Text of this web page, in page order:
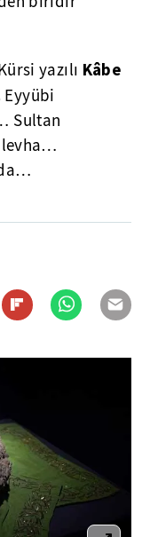
yazılı Kâbe
Eyyübi
Sultan
levha…